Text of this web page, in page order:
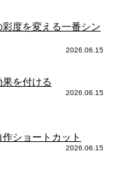
彩度を変える一番シン
2026.06.15
果を付ける
2026.06.15
ショートカット
2026.06.15